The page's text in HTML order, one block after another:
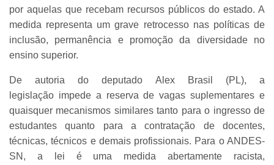
por aquelas que recebam recursos públicos do estado. A
medida representa um grave retrocesso nas políticas de
inclusão, permanência e promoção da diversidade no
ensino superior.
De autoria do deputado Alex Brasil (PL), a
legislação impede a reserva de vagas suplementares e
quaisquer mecanismos similares tanto para o ingresso de
estudantes quanto para a contratação de docentes,
técnicas, técnicos e demais profissionais. Para o ANDES-
SN, a lei é uma medida abertamente racista,